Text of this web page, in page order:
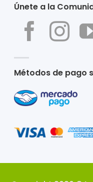
Únete a la
Métodos de pago